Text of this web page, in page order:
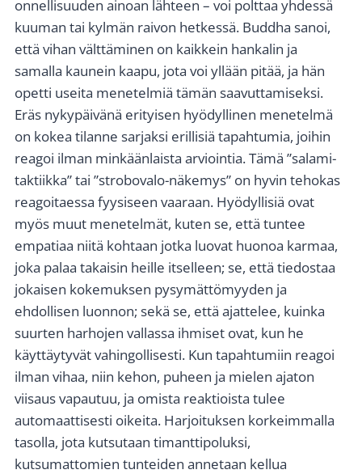
onnellisuuden ainoan lähteen – voi polttaa yhdessä
kuuman tai kylmän raivon hetkessä. Buddha sanoi,
että vihan välttäminen on kaikkein hankalin ja
samalla kaunein kaapu, jota voi yllään pitää, ja hän
opetti useita menetelmiä tämän saavuttamiseksi.
Eräs nykypäivänä erityisen hyödyllinen menetelmä
on kokea tilanne sarjaksi erillisiä tapahtumia, joihin
reagoi ilman minkäänlaista arviointia. Tämä ”salami-
taktiikka” tai ”strobovalo-näkemys” on hyvin tehokas
reagoitaessa fyysiseen vaaraan. Hyödyllisiä ovat
myös muut menetelmät, kuten se, että tuntee
empatiaa niitä kohtaan jotka luovat huonoa karmaa,
joka palaa takaisin heille itselleen; se, että tiedostaa
jokaisen kokemuksen pysymättömyyden ja
ehdollisen luonnon; sekä se, että ajattelee, kuinka
suurten harhojen vallassa ihmiset ovat, kun he
käyttäytyvät vahingollisesti. Kun tapahtumiin reagoi
ilman vihaa, niin kehon, puheen ja mielen ajaton
viisaus vapautuu, ja omista reaktioista tulee
automaattisesti oikeita. Harjoituksen korkeimmalla
tasolla, jota kutsutaan timanttipoluksi,
kutsumattomien tunteiden annetaan kellua